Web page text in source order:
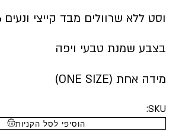
וסט ללא שרוולים מבד קייצי ונעים 100% פשתן
בצבע שמנת טבעי ויפה
מידה אחת (ONE SIZE)
SKU:
הוסיפי לסל הקניות